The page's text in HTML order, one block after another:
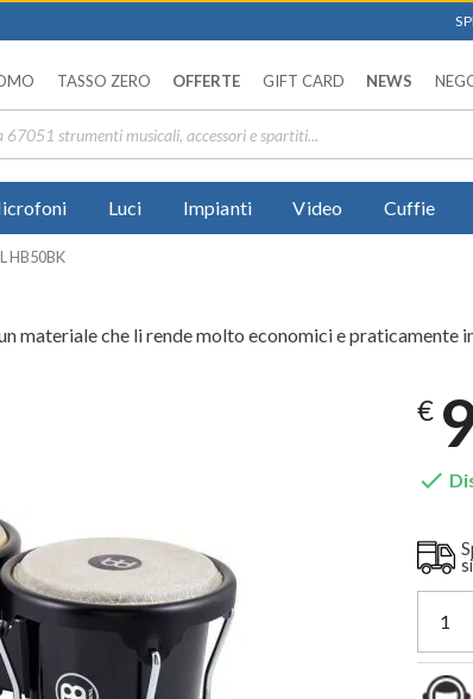
TASSO ZERO OFFERTE GIFT CARD NEWS
Luci Impianti Video Cuffie
HB50BK
materiale che li rende molto economici e
€
